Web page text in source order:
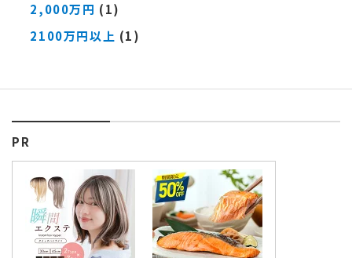
2,000万円 (1)
2100万円以上 (1)
PR